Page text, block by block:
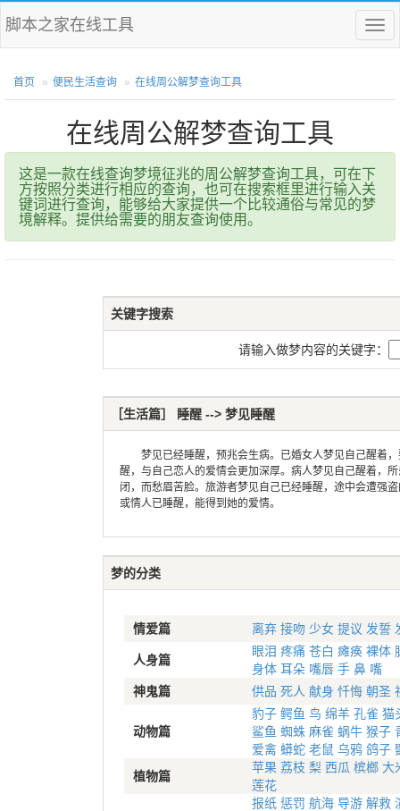
菜
单
脚本之家在线工具
首页 便民生活查询 在线周公解梦查询工具
在线周公解梦查询工具
这是一款在线查询梦境征兆的周公解梦查询工具，可在下
方按照分类进行相应的查询，也可在搜索框里进行输入关
键词进行查询，能够给大家提供一个比较通俗与常见的梦
境解释。提供给需要的朋友查询使用。
关键字搜索
请输入做梦内容的关键字：
［生活篇］ 睡醒 --> 梦见睡醒
梦见已经睡醒，预兆会生病。已婚女人梦见自己醒着，
醒，与自己恋人的爱情会更加深厚。病人梦见自己醒着，
闭，而愁眉苦脸。旅游者梦见自己已经睡醒，途中会遭强
或情人已睡醒，能得到她的爱情。
梦的分类
情爱篇 离弃 接吻 少女 提议 发誓
人身篇
眼泪 疼痛 苍白 瘫痪 裸体
身体 耳朵 嘴唇 手 鼻 嘴
神鬼篇
供品 死人 献身 忏悔 朝圣
动物篇
豹子 鳄鱼 鸟 绵羊 孔雀 猫
鲨鱼 蜘蛛 麻雀 蜗牛 猴子
爱禽 蟒蛇 老鼠 乌鸦 鸽子
植物篇
苹果 荔枝 梨 西瓜 槟榔 大
莲花
报纸 惩罚 航海 导游 解救